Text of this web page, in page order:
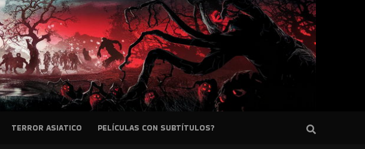
TERROR ASIATICO PELÍCULAS CON SUBTÍTULOS?